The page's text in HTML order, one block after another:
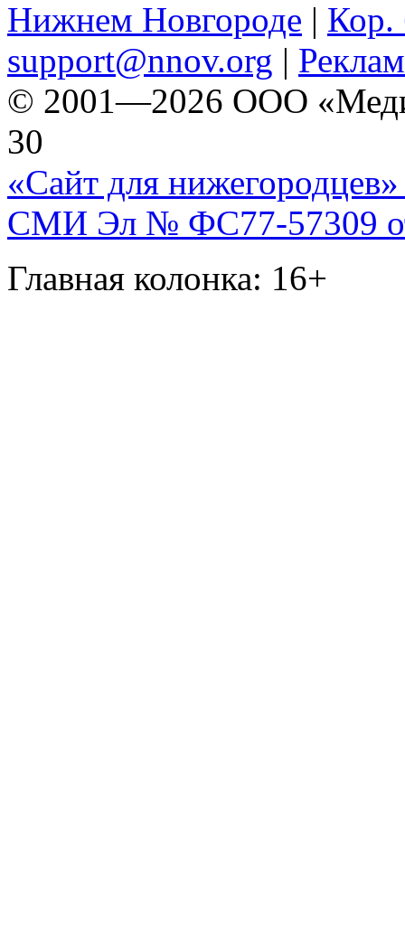
Нижнем Новгороде | Кор.
support@nnov.org |
© 2001—2026 ООО
30
«Сайт для нижегородцев»
СМИ Эл № ФС77-57309
Главная колонка: 16+